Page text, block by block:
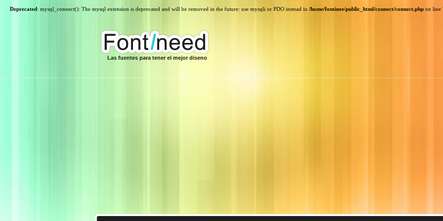
Deprecated: mysql_connect(): The mysql extension is deprecated and will be removed in the future: use mysqli or PDO instead in /home/fontinee/public_html/connect/connect.php on line
Las fuentes para tener el mejor diseno